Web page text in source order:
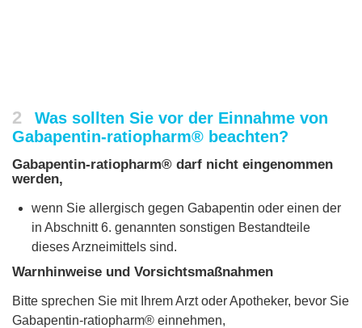
2
Was sollten Sie vor der Einnahme von
Gabapentin-ratiopharm® beachten?
Gabapentin-ratiopharm® darf nicht eingenommen
werden,
wenn Sie allergisch gegen Gabapentin oder einen der
in Abschnitt 6. genannten sonstigen Bestandteile
dieses Arzneimittels sind.
Warnhinweise und Vorsichtsmaßnahmen
Bitte sprechen Sie mit Ihrem Arzt oder Apotheker, bevor Sie
Gabapentin-ratiopharm® einnehmen,